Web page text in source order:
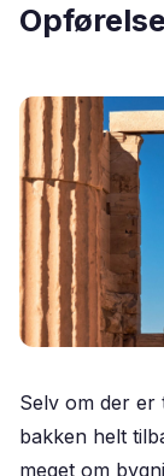
Selv om der
bakken helt
meget om